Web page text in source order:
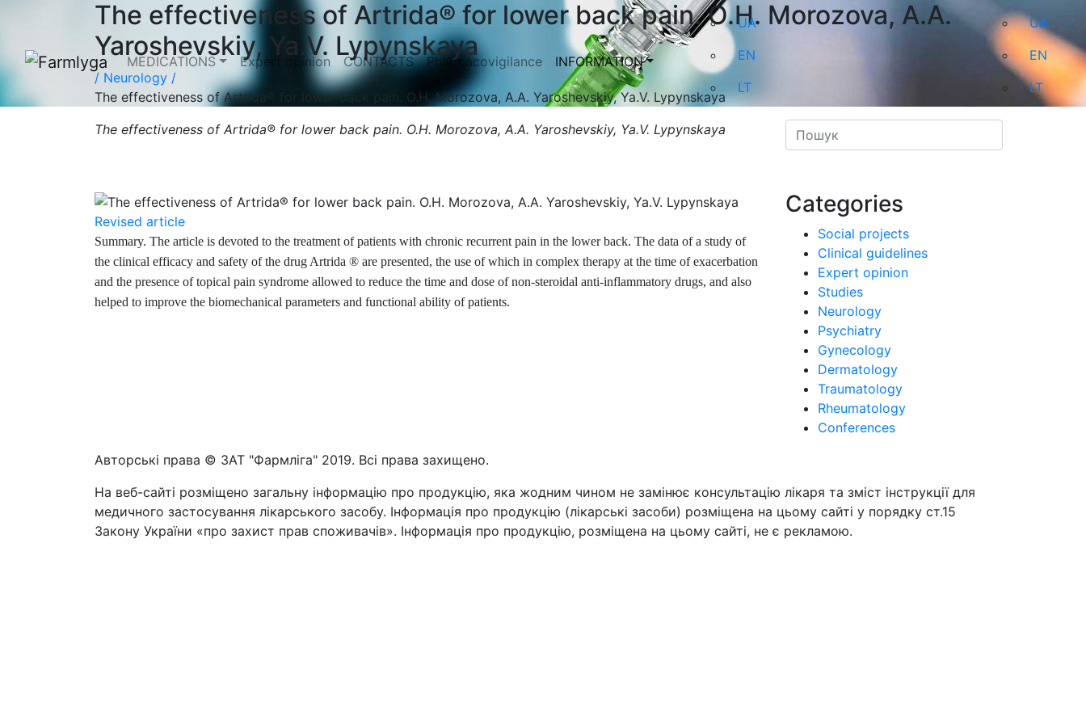
MEDICATIONS Expert opinion CONTACTS Pharmacovigilance INFORMATION
UA
EN
LT
UA
EN
LT
The effectiveness of Artrida® for lower back pain. O.H. Morozova, A.A.
Yaroshevskiy, Ya.V. Lypynskaya
/ Neurology /
The effectiveness of Artrida® for lower back pain. O.H. Morozova, A.A. Yaroshevskiy, Ya.V. Lypynskaya
The effectiveness of Artrida® for lower back pain. O.H. Morozova, A.A. Yaroshevskiy, Ya.V. Lypynskaya
Revised article
Summary. The article is devoted to the treatment of patients with chronic recurrent pain in the lower back. The data of a study of
the clinical efficacy and safety of the drug Artrida ® are presented, the use of which in complex therapy at the time of exacerbation
and the presence of topical pain syndrome allowed to reduce the time and dose of non-steroidal anti-inflammatory drugs, and also
helped to improve the biomechanical parameters and functional ability of patients.
Categories
Social projects
Clinical guidelines
Expert opinion
Studies
Neurology
Psychiatry
Gynecology
Dermatology
Traumatology
Rheumatology
Conferences
Авторські права © ЗАТ "Фармліга" 2019. Всі права захищено.
На веб-сайті розміщено загальну інформацію про продукцію, яка жодним чином не замінює консультацію лікаря та зміст інструкції для
медичного застосування лікарського засобу. Інформація про продукцію (лікарські засоби) розміщена на цьому сайті у порядку ст.15
Закону України «про захист прав споживачів». Інформація про продукцію, розміщена на цьому сайті, не є рекламою.